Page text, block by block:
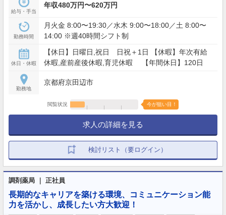
給与・手当
年収480万円〜620万円
勤務時間
月火金 8:00〜19:30／水木 9:00〜18:00／土 8:00〜
14:00 ※週40時間シフト制
休日・休暇
【休日】日曜日,祝日 日祝＋1日 【休暇】年次有給
休暇,産前産後休暇,育児休暇 【年間休日】120日
勤務地
京都府京田辺市
閲覧状況 今が狙い目！
求人の詳細を見る
検討リスト（要ログイン）
調剤薬局 ｜ 正社員
長期的なキャリアを築ける環境、コミュニケーション能
力を活かし、成長したい方大歓迎！